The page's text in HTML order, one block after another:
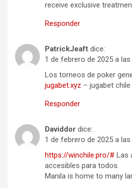
receive exclusive
Responder
PatrickJeaft dice:
1 de febrero de 2025 a las
Los torneos de poker
jugabet.xyz – jugabet chile
Responder
Daviddor dice:
1 de febrero de 2025 a las
https://winchile.pro/# Las
accesibles para todos.
Manila is home to many